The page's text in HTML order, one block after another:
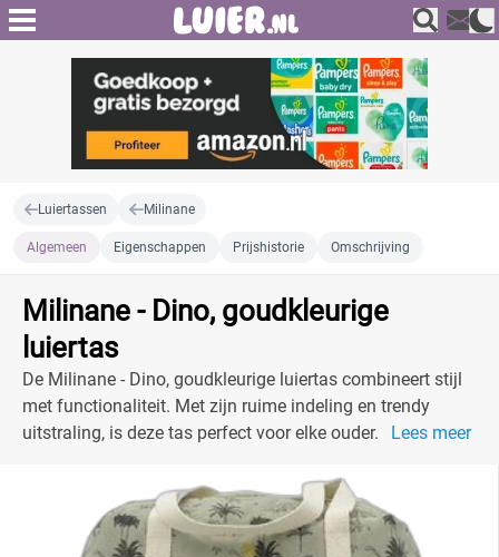
Luiertassen Milinane
Algemeen Eigenschappen Prijshistorie Omschrijving
Milinane - Dino, goudkleurige
luiertas
De Milinane - Dino, goudkleurige luiertas combineert stijl
met functionaliteit. Met zijn ruime indeling en trendy
uitstraling, is deze tas perfect voor elke ouder.
Lees meer